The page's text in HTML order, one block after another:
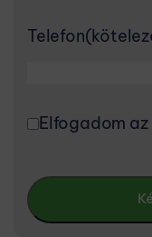
Telefon
Elfogadom az